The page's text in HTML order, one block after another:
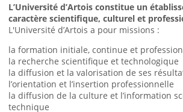
L’Université d’Artois constitue un
caractère scientifique, culturel et
L'Université d’Artois a pour missions :
la formation initiale, continue et
la recherche scientifique et technologique
la diffusion et la valorisation de ses
l’orientation et l’insertion professionnelle
la diffusion de la culture et l’information
technique